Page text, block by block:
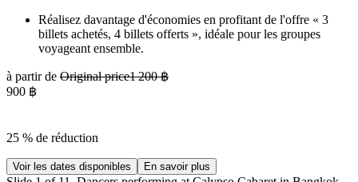
Réalisez davantage d'économies en profitant de l'offre « 3
billets achetés, 4 billets offerts », idéale pour les groupes
voyageant ensemble.
à partir de Original price1 200 ฿
900 ฿
25 % de réduction
Voir les dates disponibles En savoir plus